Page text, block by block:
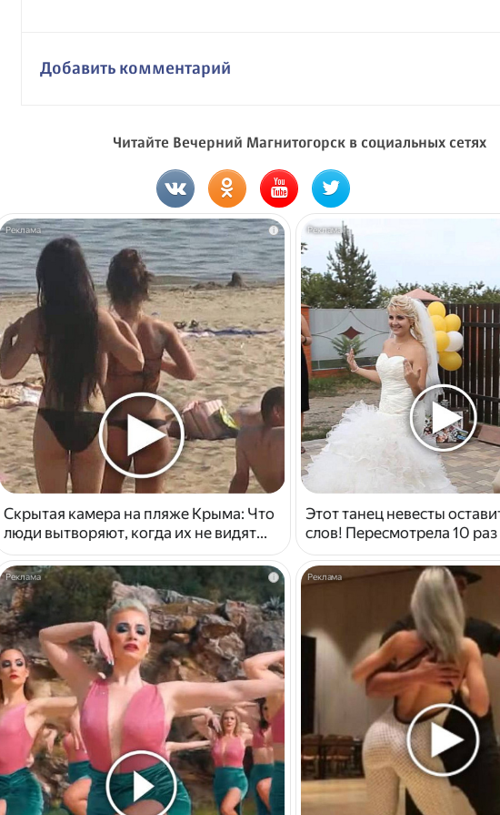
Добавить комментарий
Читайте Вечерний Магнитогорск в социальных сетях
i
Скрытая камера на пляже Крыма: Что
люди вытворяют, когда их не видят...
Этот танец невесты
слов! Пересмотрела 10 раз
i